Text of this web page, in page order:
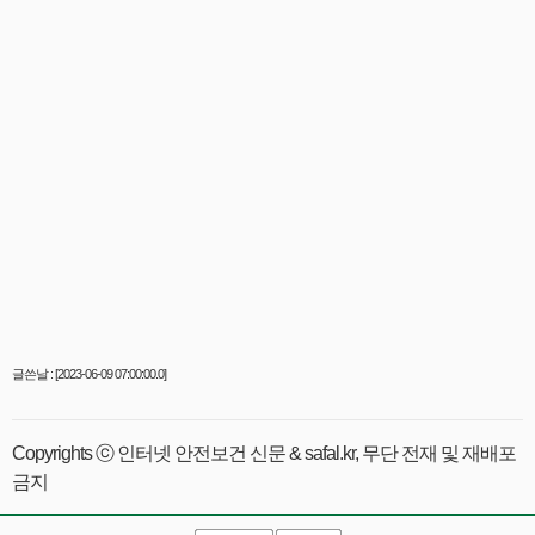
글쓴날 : [2023-06-09 07:00:00.0]
Copyrights ⓒ 인터넷 안전보건 신문 & safal.kr, 무단 전재 및 재배포
금지